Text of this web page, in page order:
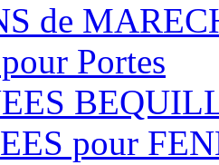
de
Portes
pour